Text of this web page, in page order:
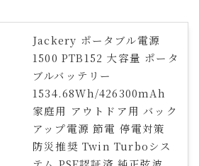
Jackery ポータブル電源
1500 PTB152 大容量 ポータ
ブルバッテリー
1534.68Wh/426300mAh
家庭用 アウトドア用 バック
アップ電源 節電 停電対策
防災推奨 Twin Turboシス